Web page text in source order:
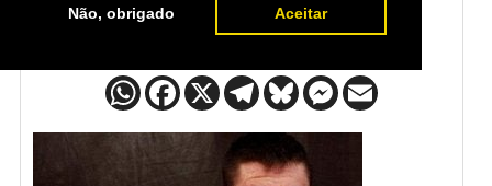
Não, obrigado Aceitar
Darrell Montague